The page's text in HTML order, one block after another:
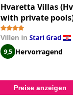
Hvaretta Villas
with private
Villen in Stari Grad
9,5 Hervorragend
Preise anzeigen